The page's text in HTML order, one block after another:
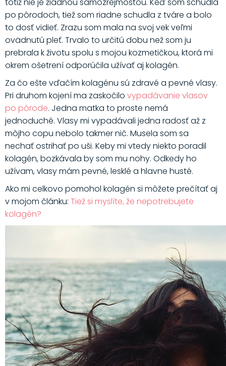
totiž nie je žiadnou samozrejmosťou. Keď som schudla
po pôrodoch, tiež som riadne schudla z tváre a bolo
to dosť vidieť. Zrazu som mala na svoj vek veľmi
ovädnutú pleť. Trvalo to určitú dobu než som ju
prebrala k životu spolu s mojou kozmetičkou, ktorá mi
okrem ošetrení odporúčila užívať aj kolagén.
Za čo ešte vďačím kolagénu sú zdravé a pevné vlasy.
Pri druhom kojení ma zaskočilo vypadávanie vlasov
po pôrode. Jedna matka to proste nemá
jednoduché. Vlasy mi vypadávali jedna radosť až z
môjho copu nebolo takmer nič. Musela som sa
nechať ostrihať po uši. Keby mi vtedy niekto poradil
kolagén, bozkávala by som mu nohy. Odkedy ho
užívam, vlasy mám pevné, lesklé a hlavne husté.
Ako mi celkovo pomohol kolagén si môžete prečítať aj
v mojom článku: Tiež si myslíte, že nepotrebujete
kolagén?